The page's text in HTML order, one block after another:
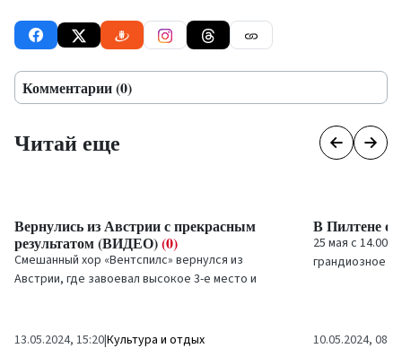
Комментарии (0)
Читай еще
Вернулись из Австрии с прекрасным
результатом (ВИДЕО)(0)
Смешанный хор «Вентспилс» вернулся из
Австрии, где завоевал высокое 3-е место и
13.05.2024, 15:20|Культура и отдых
В Пилтене
25 мая с 14.00
грандиозное
10.05.2024, 08:42